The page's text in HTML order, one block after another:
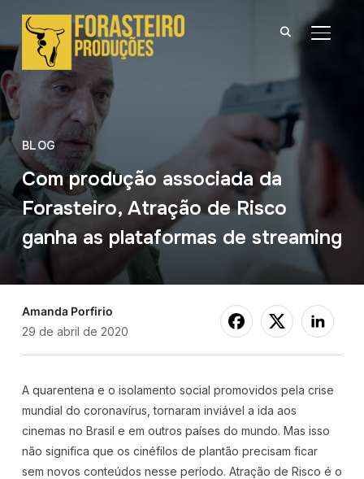
BLOG
Com produção associada da
Forasteiro, Atração de Risco
ganha as plataformas de streaming
Amanda Porfirio
29 de abril de 2020
A quarentena e o isolamento social promovidos pela crise
mundial do coronavírus, tornaram inviável a ida aos
cinemas no Brasil e em outros países do mundo. Mas isso
não significa que os cinéfilos de plantão precisam ficar
sem novos conteúdos nesse período. Atração de Risco é o